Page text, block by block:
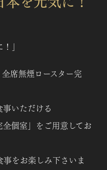
」
席無煙ロースター完
いただける
個室」をご用意してお
をお楽しみ下さいま